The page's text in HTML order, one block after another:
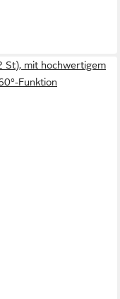
St), mit hochwertigem
Funktion